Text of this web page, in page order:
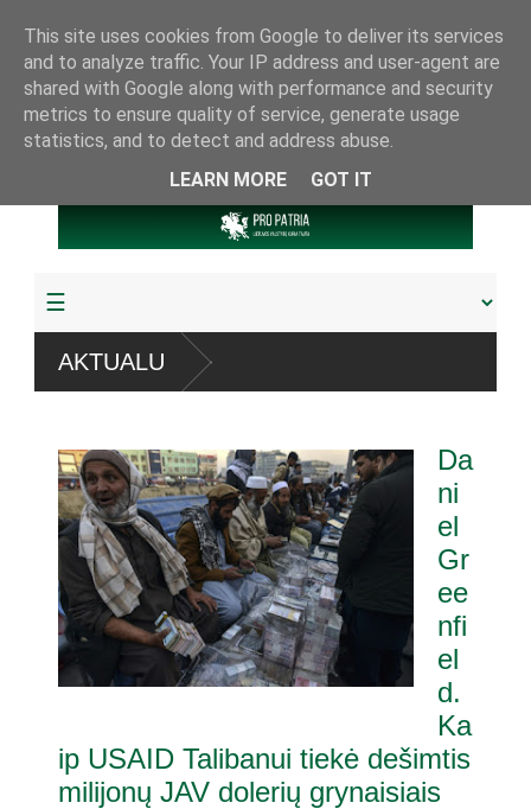
AKTUALU
referendumu
pat. referendumui dėl
Da
ni
el
Gr
ee
nfi
el
d.
Ka
ip USAID Talibanui tiekė dešimtis
milijonų JAV dolerių grynaisiais
This site uses cookies from Google to deliver its services
and to analyze traffic. Your IP address and user-agent are
shared with Google along with performance and security
metrics to ensure quality of service, generate usage
statistics, and to detect and address abuse.
LEARN MORE
GOT IT